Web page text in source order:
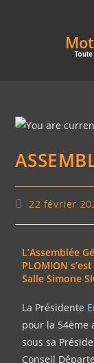
22 février
L’Assemblée
PLOMION
Salle Simone
La Présidente
pour la 54ème
sous sa
Conseil